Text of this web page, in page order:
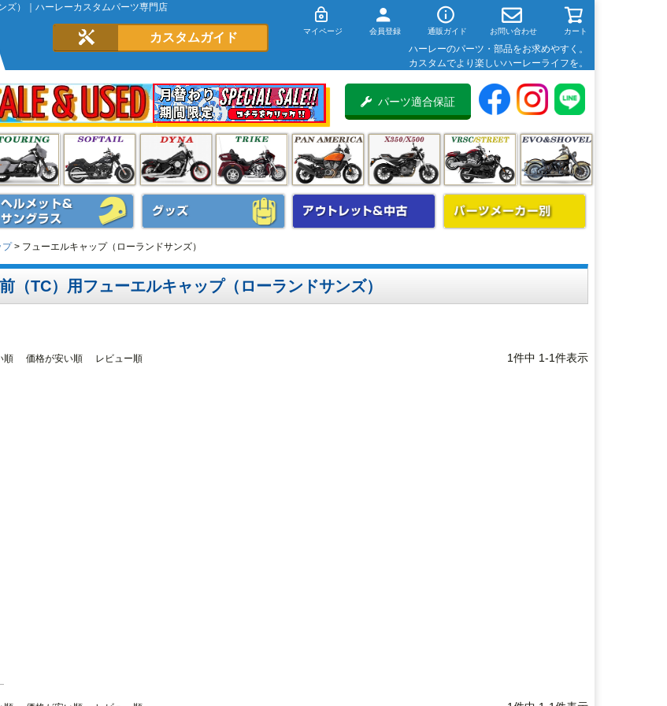
ズ）｜ハーレーカスタムパーツ専門店
カスタムガイド マイページ 会員登録 通販ガイド お問い合わせ カート
ハーレーのパーツ・部品をお求めやすく。
カスタムでより楽しいハーレーライフを。
パーツ適合保証
プ フューエルキャップ（ローランドサンズ）
（TC）用フューエルキャップ（ローランドサンズ）
順 価格が安い順 レビュー順 1件中 1-1件表示